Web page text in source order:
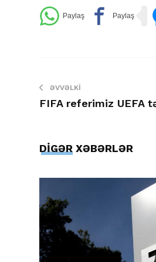
ƏVVƏLKI
FIFA referimiz UEFA
DİGƏR XƏBƏRLƏR